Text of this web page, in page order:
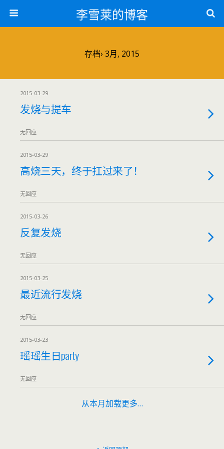
李雪莱的博客
存档› 3月, 2015
2015-03-29
发烧与提车
无回应
2015-03-29
高烧三天，终于扛过来了！
无回应
2015-03-26
反复发烧
无回应
2015-03-25
最近流行发烧
无回应
2015-03-23
瑶瑶生日party
无回应
从本月加载更多…